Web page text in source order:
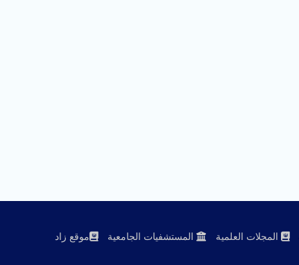
المجلات العلمية المستشفيات الجامعية
موقع زاد